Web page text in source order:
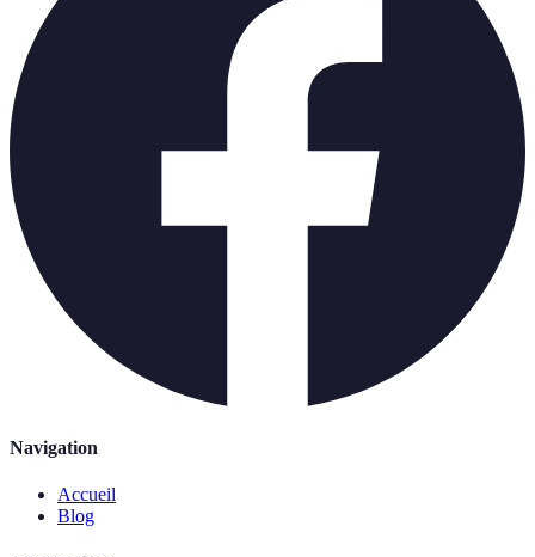
Navigation
Accueil
Blog